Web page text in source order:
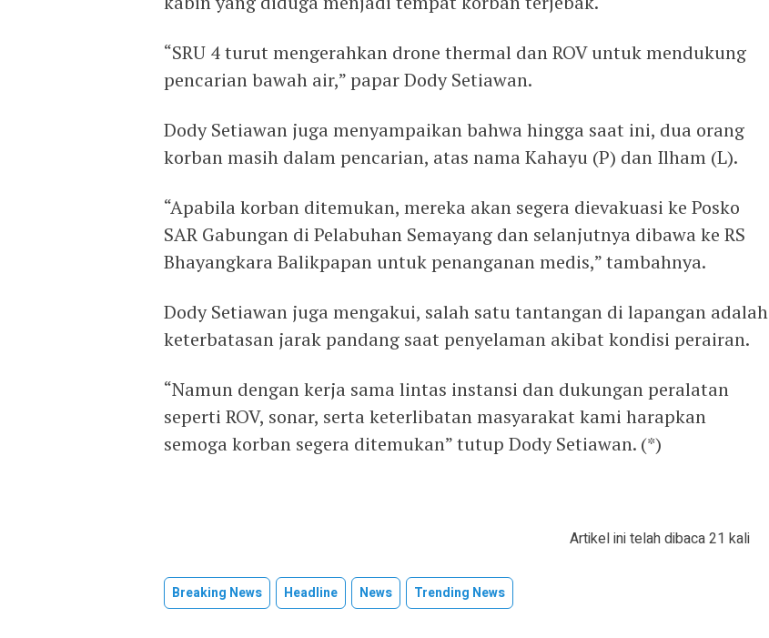
“SRU 4 turut mengerahkan drone thermal dan ROV untuk mendukung
pencarian bawah air,” papar Dody Setiawan.
Dody Setiawan juga menyampaikan bahwa hingga saat ini, dua orang
korban masih dalam pencarian, atas nama Kahayu (P) dan Ilham (L).
“Apabila korban ditemukan, mereka akan segera dievakuasi ke Posko
SAR Gabungan di Pelabuhan Semayang dan selanjutnya dibawa ke RS
Bhayangkara Balikpapan untuk penanganan medis,” tambahnya.
Dody Setiawan juga mengakui, salah satu tantangan di lapangan adalah
keterbatasan jarak pandang saat penyelaman akibat kondisi perairan.
“Namun dengan kerja sama lintas instansi dan dukungan peralatan
seperti ROV, sonar, serta keterlibatan masyarakat kami harapkan
semoga korban segera ditemukan” tutup Dody Setiawan. (*)
Artikel ini telah dibaca 21 kali
Breaking News Headline News Trending News